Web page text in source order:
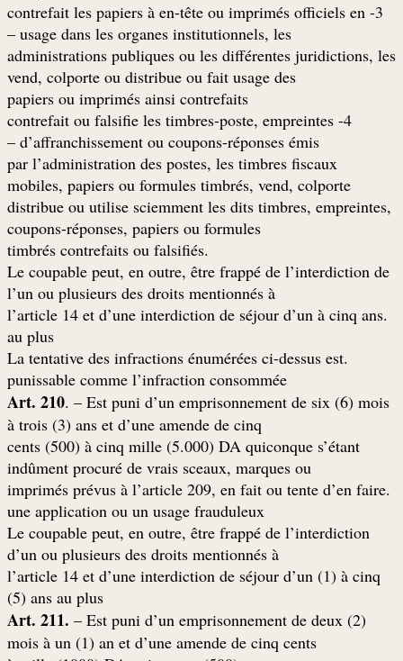
3- contrefait les papiers à en-tête ou imprimés officiels en
usage dans les organes institutionnels, les –
administrations publiques ou les différentes juridictions, les
vend, colporte ou distribue ou fait usage des
papiers ou imprimés ainsi contrefaits
4- contrefait ou falsifie les timbres-poste, empreintes
d’affranchissement ou coupons-réponses émis –
par l’administration des postes, les timbres fiscaux
mobiles, papiers ou formules timbrés, vend, colporte
distribue ou utilise sciemment les dits timbres, empreintes,
coupons-réponses, papiers ou formules
.timbrés contrefaits ou falsifiés
Le coupable peut, en outre, être frappé de l’interdiction de
l’un ou plusieurs des droits mentionnés à
.l’article 14 et d’une interdiction de séjour d’un à cinq ans
au plus
.La tentative des infractions énumérées ci-dessus est
punissable comme l’infraction consommée
Art. 210. – Est puni d’un emprisonnement de six (6) mois
à trois (3) ans et d’une amende de cinq
cents (500) à cinq mille (5.000) DA quiconque s’étant
indûment procuré de vrais sceaux, marques ou
.imprimés prévus à l’article 209, en fait ou tente d’en faire
une application ou un usage frauduleux
Le coupable peut, en outre, être frappé de l’interdiction
d’un ou plusieurs des droits mentionnés à
l’article 14 et d’une interdiction de séjour d’un (1) à cinq
(5) ans au plus
Art. 211. – Est puni d’un emprisonnement de deux (2)
mois à un (1) an et d’une amende de cinq cents